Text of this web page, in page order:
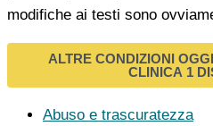
modifiche ai testi sono
ALTRE CONDIZIONI
CLINICA 1
Abuso e trascuratezza